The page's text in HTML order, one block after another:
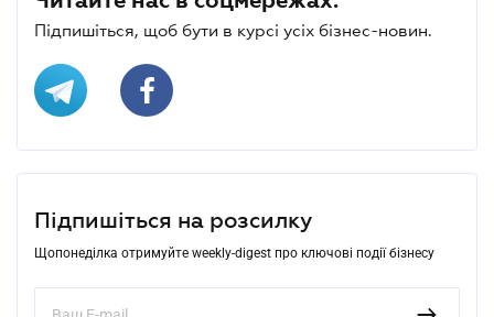
Підпишіться, щоб бути в курсі усіх бізнес-новин.
Підпишіться на розсилку
Щопонеділка отримуйте weekly-digest про ключові події бізнесу